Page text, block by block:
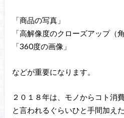
「商品の写真」
「高解像度のクローズアップ（
「360度の画像」
などが重要になります。
２０１８年は、モノからコト消
と言われるぐらいひと手間加え